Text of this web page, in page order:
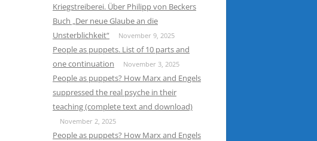
Kriegstreiberei. Über Philipp von Beckers
Buch „Der neue Glaube an die
Unsterblichkeit“
November 9, 2025
People as puppets. List of 10 parts and
one continuation
November 3, 2025
People as puppets? How Marx and Engels
suppressed the real psyche in their
teaching (complete text and download)
November 2, 2025
People as puppets? How Marx and Engels